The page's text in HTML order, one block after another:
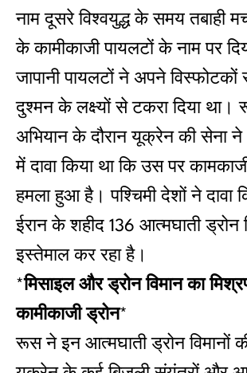
नाम दूसरे विश्‍वयुद्ध के समय तबाही
के कामीकाजी पायलटों के नाम पर
जापानी पायलटों ने अपने विस्‍फोटकों
दुश्‍मन के लक्ष्‍यों से टकरा दिया
अभियान के दौरान यूक्रेन की सेना
में दावा किया था कि उस पर
हमला हुआ है। पश्चिमी देशों ने दावा
ईरान के शहीद 136 आत्‍मघाती ड्रोन
इस्‍तेमाल कर रहा है।
*मिसाइल और ड्रोन विमान का
कामीकाजी ड्रोन*
रूस ने इन आत्‍मघाती ड्रोन विमानों